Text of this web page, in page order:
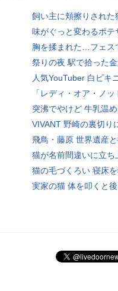
飼い主に頬擦りされた
味がぐっと変わるポテ
胸を揉まれた…フェス
祭りの夜 駅で拾った
人気YouTuber 白ビキ
「レディ・オア・ノ
突沸でやけど 牛乳温
VIVANT 野崎の裏切り
飛鳥・藤原 世界遺産
猫が名前間違いに立ち
猫の毛づくろい 寝床
実家の猫 体を叩くと